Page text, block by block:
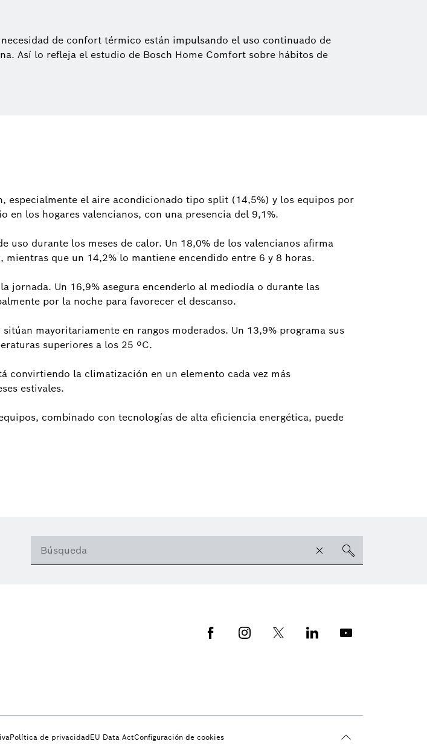
de confort térmico están impulsando el uso continuado de
Así lo refleja el estudio de Bosch Home Comfort sobre hábitos de
especialmente el aire acondicionado tipo split (14,5%) y los equipos por
en los hogares valencianos, con una presencia del 9,1%.
durante los meses de calor. Un 18,0% de los valencianos afirma
que un 14,2% lo mantiene encendido entre 6 y 8 horas.
jornada. Un 16,9% asegura encenderlo al mediodía o durante las
por la noche para favorecer el descanso.
mayoritariamente en rangos moderados. Un 13,9% programa sus
superiores a los 25 ºC.
convirtiendo la climatización en un elemento cada vez más
estivales.
combinado con tecnologías de alta eficiencia energética, puede
Política de privacidadEU Data ActConfiguración de cookies